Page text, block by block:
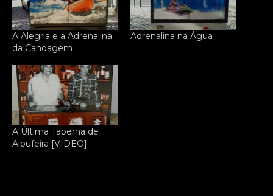
A Alegria e a Adrenalina
da Canoagem
Adrenalina na Água
A Última Taberna de
Albufeira [VIDEO]